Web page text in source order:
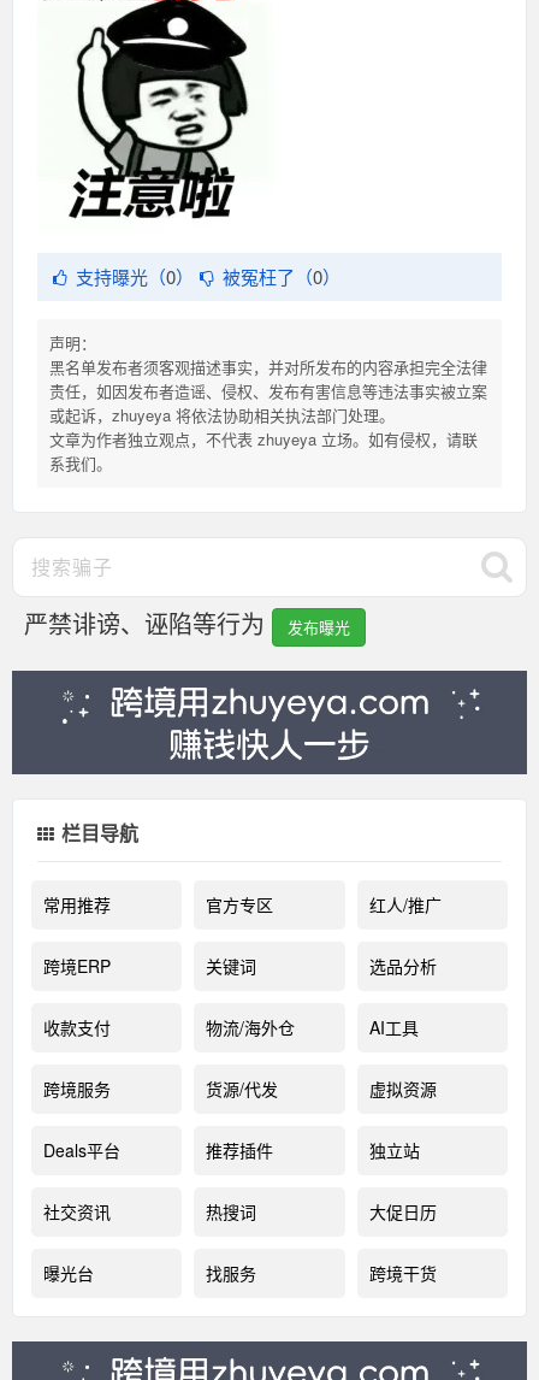
支持曝光（0） 被冤枉了（0）
声明：
黑名单发布者须客观描述事实，并对所发布的内容承担完全法律
责任，如因发布者造谣、侵权、发布有害信息等违法事实被立案
或起诉，zhuyeya 将依法协助相关执法部门处理。
文章为作者独立观点，不代表 zhuyeya 立场。如有侵权，请联
系我们。
严禁诽谤、诬陷等行为 发布曝光
栏目导航
常用推荐 官方专区 红人/推广
跨境ERP 关键词 选品分析
收款支付 物流/海外仓 AI工具
跨境服务 货源/代发 虚拟资源
Deals平台 推荐插件 独立站
社交资讯 热搜词 大促日历
曝光台 找服务 跨境干货